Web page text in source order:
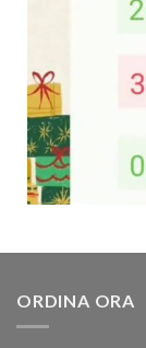
ORDINA ORA